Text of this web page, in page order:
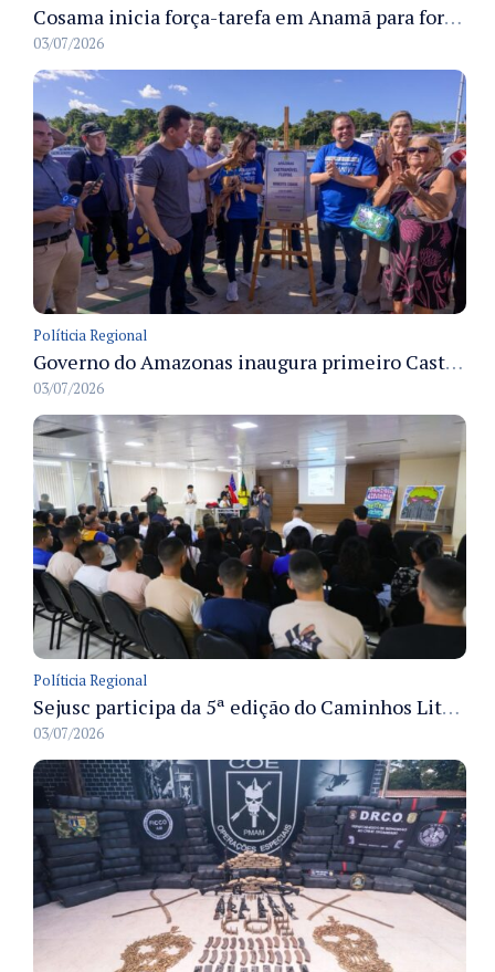
Cosama inicia força-tarefa em Anamã para fortalecer abastecimento de água e segurança hídrica da população
03/07/2026
Políticia Regional
Governo do Amazonas inaugura primeiro Castramóvel Fluvial para atendimento veterinário às comunidades ribeirinhas e castração gratuita
03/07/2026
Políticia Regional
Sejusc participa da 5ª edição do Caminhos Literários com foco na cultura hip-hop nas unidades socioeducativas
03/07/2026